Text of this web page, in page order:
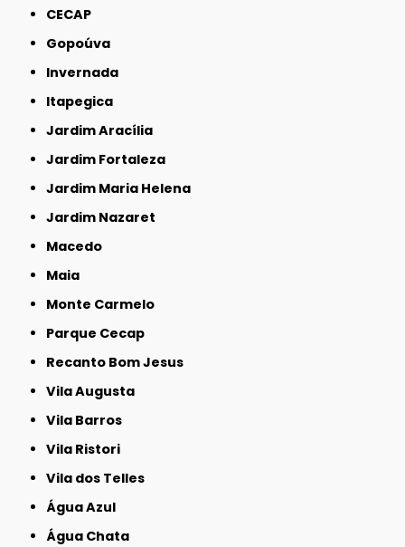
CECAP
Gopoúva
Invernada
Itapegica
Jardim Aracília
Jardim Fortaleza
Jardim Maria Helena
Jardim Nazaret
Macedo
Maia
Monte Carmelo
Parque Cecap
Recanto Bom Jesus
Vila Augusta
Vila Barros
Vila Ristori
Vila dos Telles
Água Azul
Água Chata